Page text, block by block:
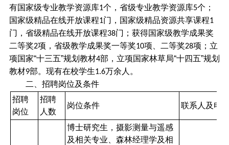
有国家级专业教学资源库1个，省级专业教学资源库5个；
国家级精品在线开放课程1门，国家级精品资源共享课程1
门，省级精品在线开放课程38门；获得国家级教学成果奖
二等奖2项，省级教学成果奖一等奖10项、二等奖28项；立
项国家“十三五”规划教材4部，立项国家林草局“十四五”规划
教材9部。现有在校学生1.6万余人。
二、招聘岗位及条件
招聘
岗位
招聘
人数
岗位条件 联系人及电
博士研究生，摄影测量与遥感
及相关专业、森林经理学及相